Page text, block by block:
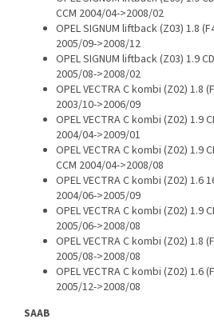
CCM 2004/04->2008/02
OPEL SIGNUM liftback (Z03) 1.8
2005/09->2008/12
OPEL SIGNUM liftback (Z03) 1.9
2005/08->2008/02
OPEL VECTRA C kombi (Z02) 1.8
2003/10->2006/09
OPEL VECTRA C kombi (Z02) 1.9
2004/04->2009/01
OPEL VECTRA C kombi (Z02) 1.9
CCM 2004/04->2008/08
OPEL VECTRA C kombi (Z02) 1.6
2004/06->2005/09
OPEL VECTRA C kombi (Z02) 1.9
2005/06->2008/08
OPEL VECTRA C kombi (Z02) 1.8
2005/08->2008/08
OPEL VECTRA C kombi (Z02) 1.6
2005/12->2008/08
SAAB